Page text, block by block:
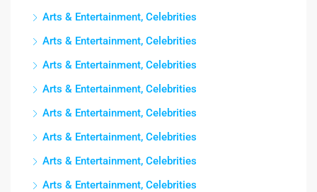
Arts & Entertainment, Celebrities
Arts & Entertainment, Celebrities
Arts & Entertainment, Celebrities
Arts & Entertainment, Celebrities
Arts & Entertainment, Celebrities
Arts & Entertainment, Celebrities
Arts & Entertainment, Celebrities
Arts & Entertainment, Celebrities